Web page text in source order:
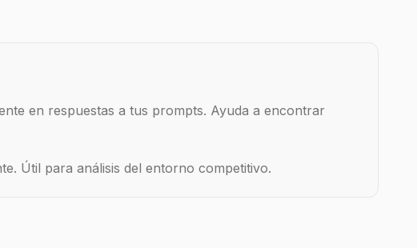
en respuestas a tus prompts. Ayuda a encontrar
Útil para análisis del entorno competitivo.